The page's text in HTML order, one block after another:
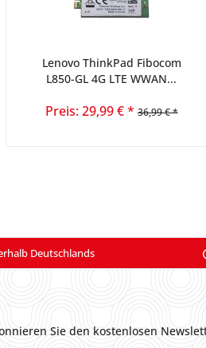
Lenovo ThinkPad Fibocom
L850-GL 4G LTE WWAN...
Preis: 29,99 € * 36,99 € *
Deutschlands
Sie den kostenlosen